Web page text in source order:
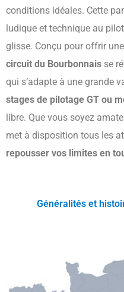
conditions idéales. Cette
ludique et technique au
glisse. Conçu pour offrir
circuit du Bourbonnais se
qui s’adapte à une grande
stages de pilotage GT ou
libre. Que vous soyez
met à disposition tous les
repousser vos limites en
Généralités et